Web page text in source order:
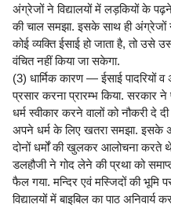
अंग्रेजों ने विद्यालयों में लड़कियों के
की चाल समझा. इसके साथ ही अंग्रेजों
कोई व्यक्ति ईसाई हो जाता है, तो
वंचित नहीं किया जा सकेगा.
(3) धार्मिक कारण — ईसाई पादरियों
प्रसार करना प्रारम्भ किया. सरकार ने
धर्म स्वीकार करने वालों को नौकरी दे
अपने धर्म के लिए खतरा समझा. इसके
दोनों धर्मों की खुलकर आलोचना करते
डलहौजी ने गोद लेने की प्रथा को
फैल गया. मन्दिर एवं मस्जिदों की भूमि
विद्यालयों में बाइबिल का पाठ अनिवार्य